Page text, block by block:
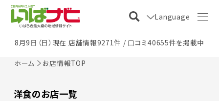
Language
8月9日（日）現在 店舗情報9271件 / 口コミ40655件を掲載中
ホーム お店情報TOP
洋食のお店一覧